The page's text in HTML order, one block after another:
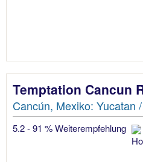
Temptation Cancun
Cancún, Mexiko: Yucatan
5.2 - 91 % Weiterempfehlung